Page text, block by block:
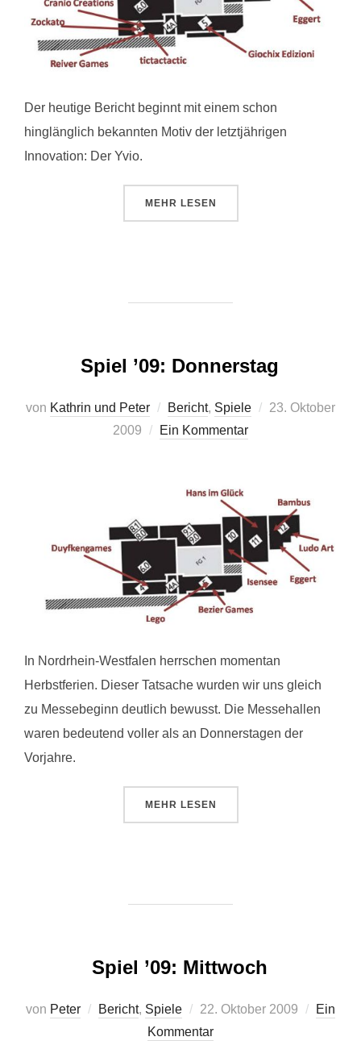
Der heutige Bericht beginnt mit einem schon
hinglänglich bekannten Motiv der letztjährigen
Innovation: Der Yvio.
MEHR ÜBER „SPIEL ’09: FREITAG“
LESEN
Spiel ’09: Donnerstag
von Kathrin und Peter Bericht, Spiele
Veröffentlicht
23. Oktober
2009
Ein Kommentar
In Nordrhein-Westfalen herrschen momentan
Herbstferien. Dieser Tatsache wurden wir uns gleich
zu Messebeginn deutlich bewusst. Die Messehallen
waren bedeutend voller als an Donnerstagen der
Vorjahre.
MEHR ÜBER „SPIEL ’09: DONNERSTAG“
LESEN
Spiel ’09: Mittwoch
von Peter Bericht, Spiele
Veröffentlicht
am
22. Oktober 2009
Ein
Kommentar